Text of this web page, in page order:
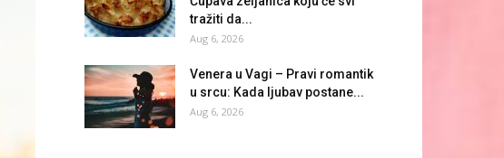
tražiti da...
Aug 6, 2026
Venera u Vagi – Pravi romantik
u srcu: Kada ljubav postane...
Aug 6, 2026